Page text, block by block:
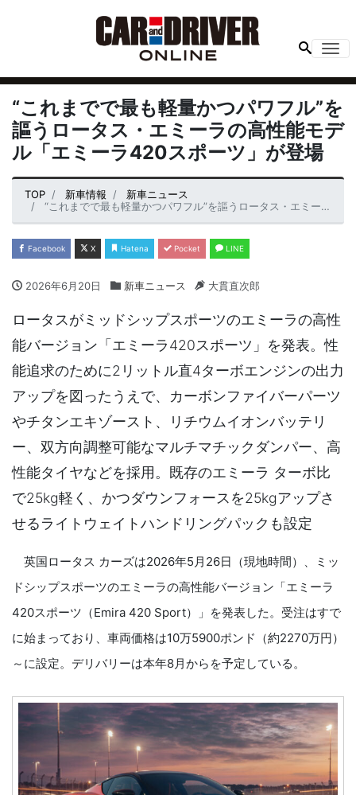
“これまでで最も軽量かつパワフル”を
謳うロータス・エミーラの高性能モデ
ル「エミーラ420スポーツ」が登場
TOP 新車情報
新車ニュース
“これまでで最も軽量かつパワフル”を謳うロータス・エミーラの高性能モデル「エミーラ420スポーツ」が登場
Facebook X Hatena Pocket LINE
2026年6月20日 新車ニュース 大貫直次郎
ロータスがミッドシップスポーツのエミーラの高性
能バージョン「エミーラ420スポーツ」を発表。性
能追求のために2リットル直4ターボエンジンの出力
アップを図ったうえで、カーボンファイバーパーツ
やチタンエキゾースト、リチウムイオンバッテリ
ー、双方向調整可能なマルチマチックダンパー、高
性能タイヤなどを採用。既存のエミーラ ターボ比
で25kg軽く、かつダウンフォースを25kgアップさ
せるライトウェイトハンドリングパックも設定
英国ロータス カーズは2026年5月26日（現地時間）、ミッ
ドシップスポーツのエミーラの高性能バージョン「エミーラ
420スポーツ（Emira 420 Sport）」を発表した。受注はすで
に始まっており、車両価格は10万5900ポンド（約2270万円）
～に設定。デリバリーは本年8月からを予定している。